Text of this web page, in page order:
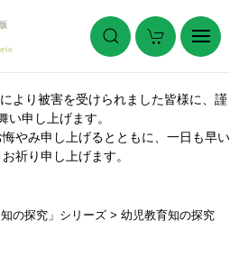
より被害を受けられました皆様に、謹
い申し上げます。
やみ申し上げるとともに、一日も早い
祈り申し上げます。
知の探究」シリーズ > 幼児教育知の探究